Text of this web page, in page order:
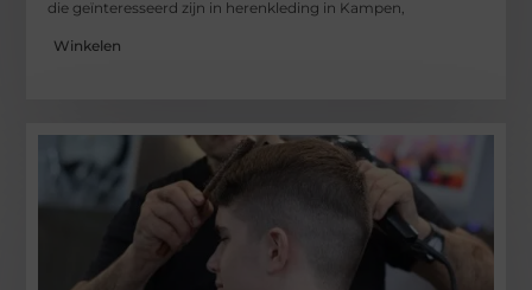
die geïnteresseerd zijn in herenkleding in Kampen,
Winkelen